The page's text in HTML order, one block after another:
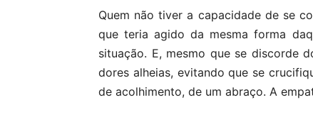
Quem não tiver a capacidade de se
que teria agido da mesma forma
situação. E, mesmo que se discorde
dores alheias, evitando que se
de acolhimento, de um abraço. A